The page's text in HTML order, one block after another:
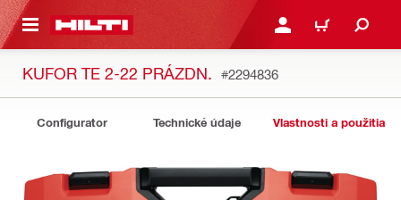
HLAVNÝ OBSAH PRIHLÁSIŤ ALEBO
KOŠÍK
KUFOR TE 2-22 PRÁZDN. #2294836
Configurator Technické údaje Vlastnosti a použitia